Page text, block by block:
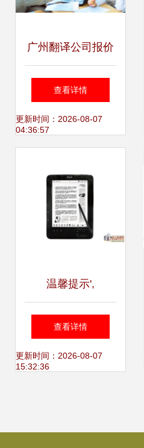
广州翻译公司报价
与专业选择指南
查看详情
更新时间：2026-08-07
04:36:57
温馨提示',
查看详情
更新时间：2026-08-07
15:32:36